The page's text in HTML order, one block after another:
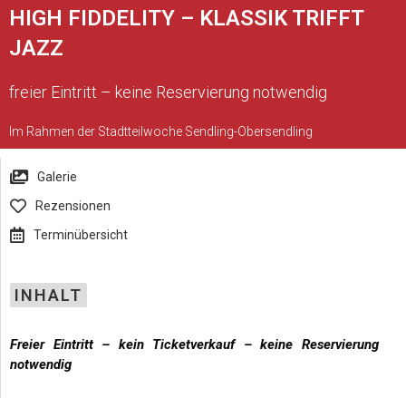
HIGH FIDDELITY – KLASSIK TRIFFT
JAZZ
freier Eintritt – keine Reservierung notwendig
Im Rahmen der Stadtteilwoche Sendling-Obersendling
INHALT
Galerie
Rezensionen
Terminübersicht
Freier Eintritt – kein Ticketverkauf – keine Reservierung
notwendig